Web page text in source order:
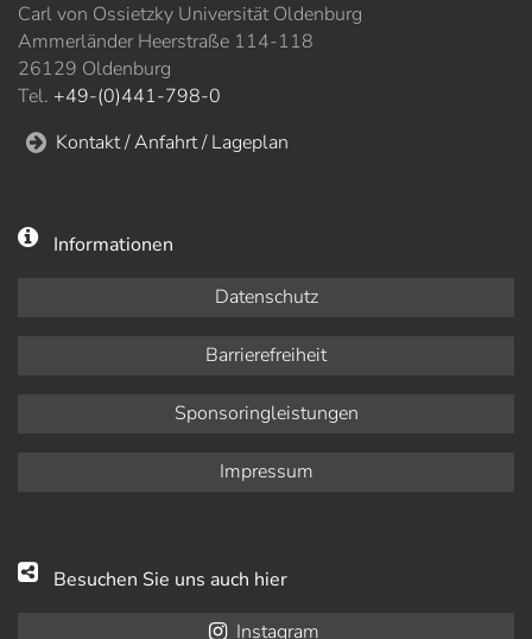
Carl von Ossietzky Universität Oldenburg
Ammerländer Heerstraße 114-118
26129 Oldenburg
Tel. +49-(0)441-798-0
Kontakt / Anfahrt / Lageplan
Informationen
Datenschutz
Barrierefreiheit
Sponsoringleistungen
Impressum
Besuchen Sie uns auch hier
Instagram